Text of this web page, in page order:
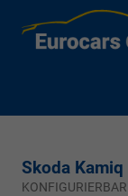
Skoda Kamiq
KONFIGURIERBAR